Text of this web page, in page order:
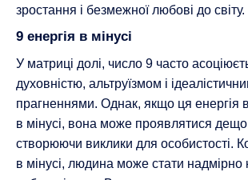
зростання і безмежної любові до світу.
9 енергія в мінусі
У матриці долі, число 9 часто
духовністю, альтруїзмом і
прагненнями. Однак, якщо ця енергія
в мінусі, вона може проявлятися
створюючи виклики для особистості.
в мінусі, людина може стати надмірно